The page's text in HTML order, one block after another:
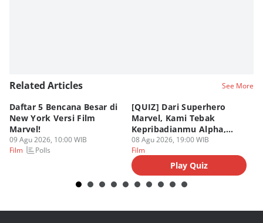
Related Articles See More
Daftar 5 Bencana Besar di
New York Versi Film
Marvel!
09 Agu 2026, 10:00 WIB
Film
Polls
[QUIZ] Dari Superhero
Marvel, Kami Tebak
Kepribadianmu Alpha,
Beta, atau Omega
08 Agu 2026, 19:00 WIB
Film
Play Quiz